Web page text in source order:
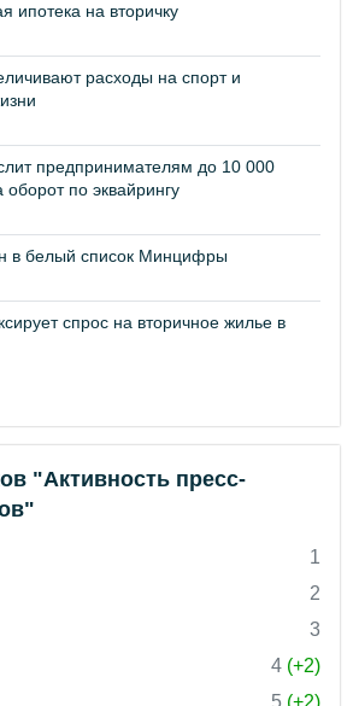
ипотека на вторичку
расходы на спорт и
предпринимателям до 10 000
оборот по эквайрингу
в белый список Минцифры
спрос на вторичное жилье в
"Активность пресс-
1
2
3
4 (+2)
5 (+2)